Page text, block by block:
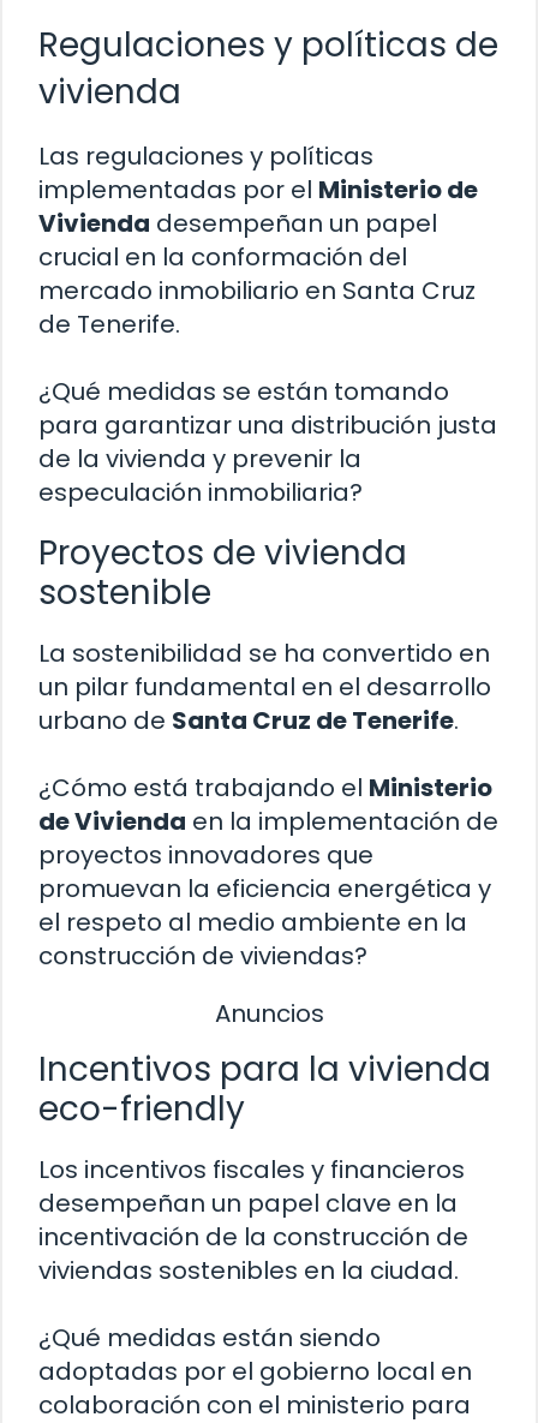
Regulaciones y políticas de
vivienda
Las regulaciones y políticas
implementadas por el Ministerio de
Vivienda desempeñan un papel
crucial en la conformación del
mercado inmobiliario en Santa Cruz
de Tenerife.
¿Qué medidas se están tomando
para garantizar una distribución justa
de la vivienda y prevenir la
especulación inmobiliaria?
Proyectos de vivienda
sostenible
La sostenibilidad se ha convertido en
un pilar fundamental en el desarrollo
urbano de Santa Cruz de Tenerife.
¿Cómo está trabajando el Ministerio
de Vivienda en la implementación de
proyectos innovadores que
promuevan la eficiencia energética y
el respeto al medio ambiente en la
construcción de viviendas?
Anuncios
Incentivos para la vivienda
eco-friendly
Los incentivos fiscales y financieros
desempeñan un papel clave en la
incentivación de la construcción de
viviendas sostenibles en la ciudad.
¿Qué medidas están siendo
adoptadas por el gobierno local en
colaboración con el ministerio para